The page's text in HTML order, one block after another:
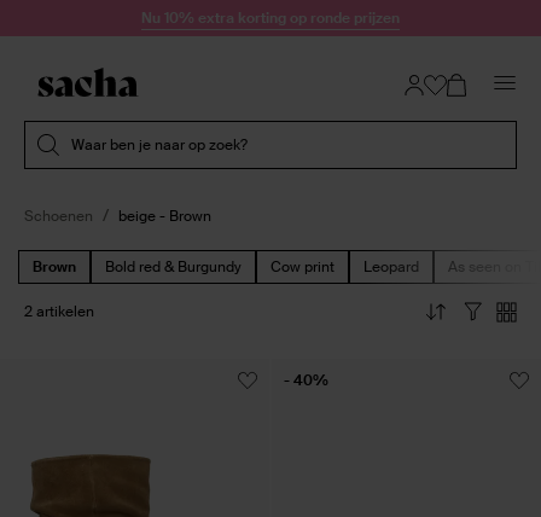
Doorgaan naar artikelNu 10% extra korting op ronde prijzen
Waar ben je naar op zoek?
Schoenen beige - Brown
Brown Bold red & Burgundy Cow print Leopard As seen on
2 artikelen
- 40%